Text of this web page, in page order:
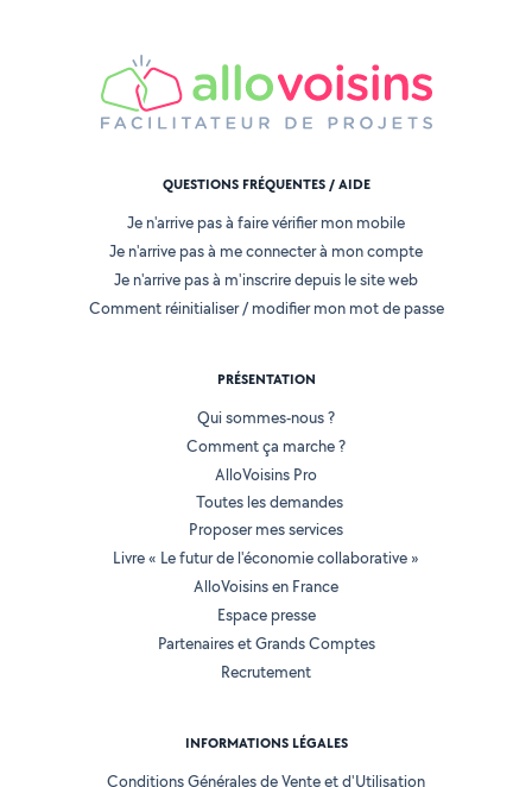
QUESTIONS FRÉQUENTES / AIDE
Je n'arrive pas à faire vérifier mon mobile
Je n'arrive pas à me connecter à mon compte
Je n'arrive pas à m'inscrire depuis le site web
Comment réinitialiser / modifier mon mot de passe
PRÉSENTATION
Qui sommes-nous ?
Comment ça marche ?
AlloVoisins Pro
Toutes les demandes
Proposer mes services
Livre « Le futur de l'économie collaborative »
AlloVoisins en France
Espace presse
Partenaires et Grands Comptes
Recrutement
INFORMATIONS LÉGALES
Conditions Générales de Vente et d'Utilisation